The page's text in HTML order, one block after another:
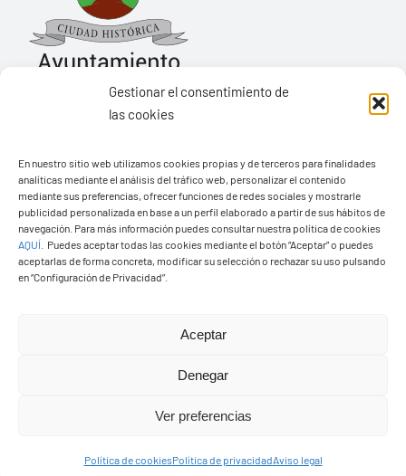
Gestionar el consentimiento de
las cookies
En nuestro sitio web utilizamos cookies propias y de terceros para finalidades
analíticas mediante el análisis del tráfico web, personalizar el contenido
mediante sus preferencias, ofrecer funciones de redes sociales y mostrarle
publicidad personalizada en base a un perfil elaborado a partir de sus hábitos de
navegación. Para más información puedes consultar nuestra política de cookies
AQUÍ
Puedes aceptar todas las cookies mediante el botón “Aceptar” o puedes
aceptarlas de forma concreta, modificar su selección o rechazar su uso pulsando
en “Configuración de Privacidad”.
Aceptar
Denegar
Ver preferencias
Política de cookiesPolítica de privacidadAviso legal
Pza. de Los Remedios, 1
35570 – Yaiza
Tel:928 83 62 20
© Copyright2026 Ayuntamiento de Yaiza - Todos los